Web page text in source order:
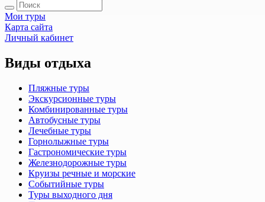
Мои туры
Карта сайта
Личный кабинет
Виды отдыха
Пляжные туры
Экскурсионные туры
Комбинированные туры
Автобусные туры
Лечебные туры
Горнолыжные туры
Гастрономические туры
Железнодорожные туры
Круизы речные и морские
Событийные туры
Туры выходного дня